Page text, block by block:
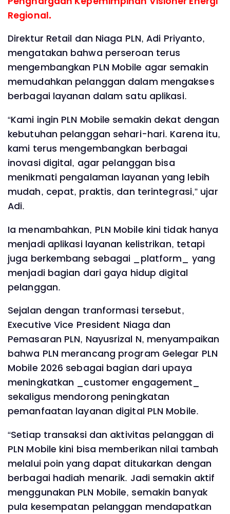
Regional.
Direktur Retail dan Niaga PLN, Adi Priyanto,
mengatakan bahwa perseroan terus
mengembangkan PLN Mobile agar semakin
memudahkan pelanggan dalam mengakses
berbagai layanan dalam satu aplikasi.
“Kami ingin PLN Mobile semakin dekat dengan
kebutuhan pelanggan sehari-hari. Karena itu,
kami terus mengembangkan berbagai
inovasi digital, agar pelanggan bisa
menikmati pengalaman layanan yang lebih
mudah, cepat, praktis, dan terintegrasi,” ujar
Adi.
Ia menambahkan, PLN Mobile kini tidak hanya
menjadi aplikasi layanan kelistrikan, tetapi
juga berkembang sebagai _platform_ yang
menjadi bagian dari gaya hidup digital
pelanggan.
Sejalan dengan tranformasi tersebut,
Executive Vice President Niaga dan
Pemasaran PLN, Nayusrizal N, menyampaikan
bahwa PLN merancang program Gelegar PLN
Mobile 2026 sebagai bagian dari upaya
meningkatkan _customer engagement_
sekaligus mendorong peningkatan
pemanfaatan layanan digital PLN Mobile.
“Setiap transaksi dan aktivitas pelanggan di
PLN Mobile kini bisa memberikan nilai tambah
melalui poin yang dapat ditukarkan dengan
berbagai hadiah menarik. Jadi semakin aktif
menggunakan PLN Mobile, semakin banyak
pula kesempatan pelanggan mendapatkan